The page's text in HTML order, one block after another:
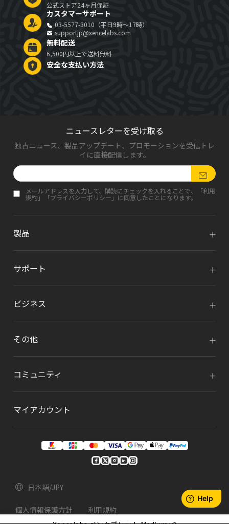
公式ストア24ヶ月保証
カスタマーサポート
03-5577-3010（平日9時～17時）
supportjp@xencelabs.com
無料配送
6,500円以上で送料無料
安全な支払い方法
ニュースレターを受け取る
独占ニュース、製品アップデート、プロモーションを受信トレ
イに直接配信します。
メールアドレスを入力して、購読にチェックを入れることで、「利用
規約 」「プライバシーポリシー 」に同意したことになります。
製品
サポート
ビジネス
その他
コミュニティ
マイアカウント
日本語/JPY
個人情報保護方針 利用規約